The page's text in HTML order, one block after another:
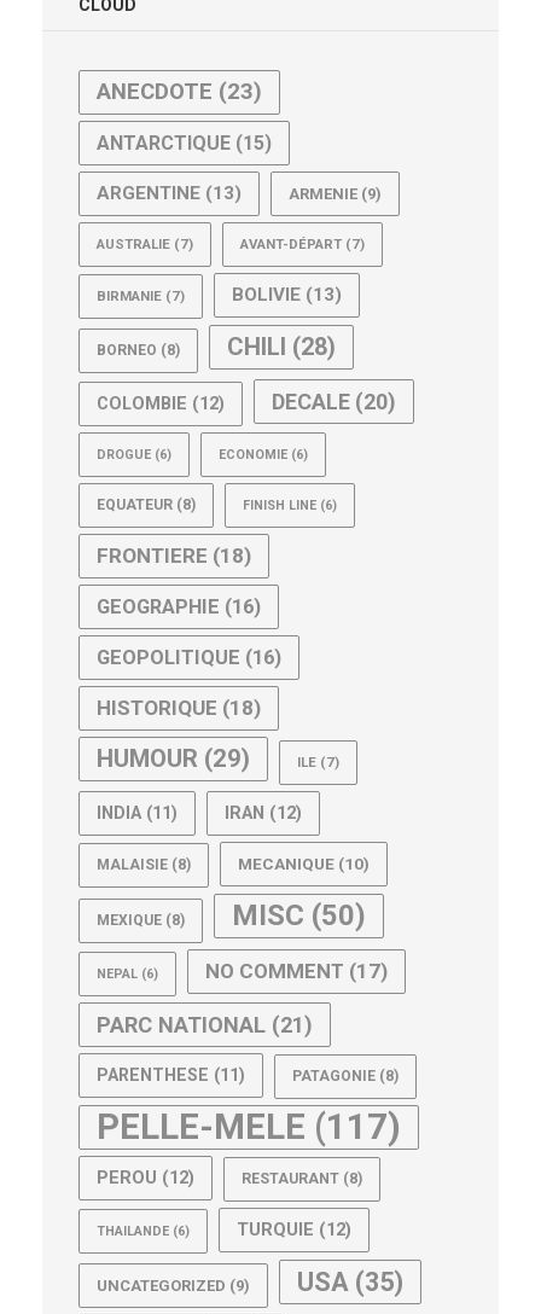
CLOUD
ANECDOTE (23)
ANTARCTIQUE (15)
ARGENTINE (13) ARMENIE (9)
AUSTRALIE (7) AVANT-DÉPART (7)
BIRMANIE (7) BOLIVIE (13)
BORNEO (8) CHILI (28)
COLOMBIE (12) DECALE (20)
DROGUE (6) ECONOMIE (6)
EQUATEUR (8) FINISH LINE (6)
FRONTIERE (18)
GEOGRAPHIE (16)
GEOPOLITIQUE (16)
HISTORIQUE (18)
HUMOUR (29) ILE (7)
INDIA (11) IRAN (12)
MALAISIE (8) MECANIQUE (10)
MEXIQUE (8) MISC (50)
NEPAL (6) NO COMMENT (17)
PARC NATIONAL (21)
PARENTHESE (11) PATAGONIE (8)
PELLE-MELE (117)
PEROU (12) RESTAURANT (8)
THAILANDE (6) TURQUIE (12)
UNCATEGORIZED (9) USA (35)